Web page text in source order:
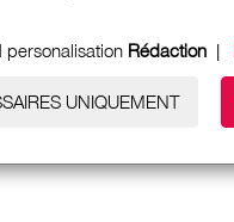
Rédaction |
UNIQUEMENT